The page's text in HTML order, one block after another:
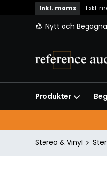
Inkl. moms Exkl.
Nytt och
Produkter
Stereo & Vinyl